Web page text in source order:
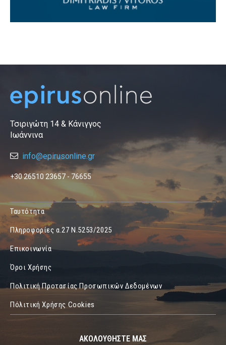
Τσιριγώτη 14 & Κάνιγγος
Ιωάννινα
info@epirusonline.gr
+30 26510 23657 - 76655
Ταυτότητα
Πληροφορίες α.27 Ν.5253/2025
Επικοινωνία
Όροι Χρήσης
Πολιτική Προτασίας Προσωπικών Δεδομένων
Πόλιτική Χρήσης Cookies
ΑΚΟΛΟΥΘΗΣΤΕ ΜΑΣ